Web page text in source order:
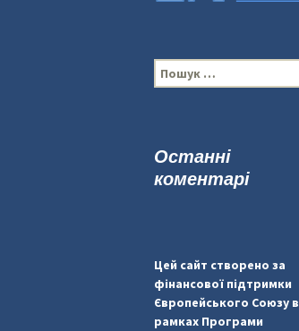
П
о
:Останні
коментарі
Цей сайт створено за
фінансової підтримки
Європейського Союзу в
рамках Програми